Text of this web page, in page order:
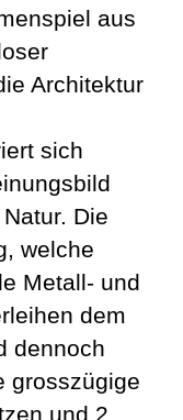
aus
Architektur
sich
Die
welche
Metall- und
dem
dennoch
grosszügige
und 2